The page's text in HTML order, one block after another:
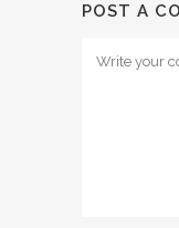
POST A